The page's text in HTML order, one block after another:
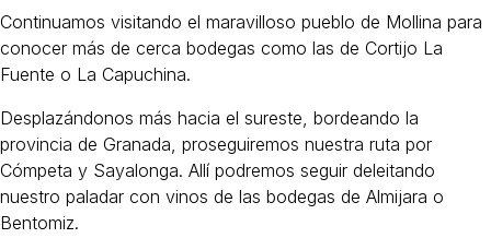
Continuamos visitando el maravilloso pueblo de Mollina para
conocer más de cerca bodegas como las de Cortijo La
Fuente o La Capuchina.
Desplazándonos más hacia el sureste, bordeando la
provincia de Granada, proseguiremos nuestra ruta por
Cómpeta y Sayalonga. Allí podremos seguir deleitando
nuestro paladar con vinos de las bodegas de Almijara o
Bentomiz.